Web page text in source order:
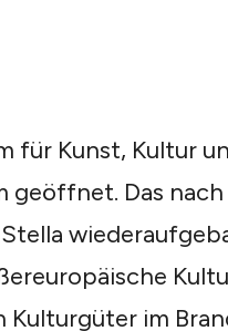
für Kunst, Kultur
geöffnet. Das
Kulturgüter im